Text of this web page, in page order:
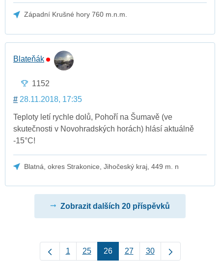
Západní Krušné hory 760 m.n.m.
Blateňák
1152
# 28.11.2018, 17:35
Teploty letí rychle dolů, Pohoří na Šumavě (ve
skutečnosti v Novohradských horách) hlásí aktuálně
-15°C!
Blatná, okres Strakonice, Jihočeský kraj, 449 m. n
Zobrazit dalších 20 příspěvků
1 25 26 27 30